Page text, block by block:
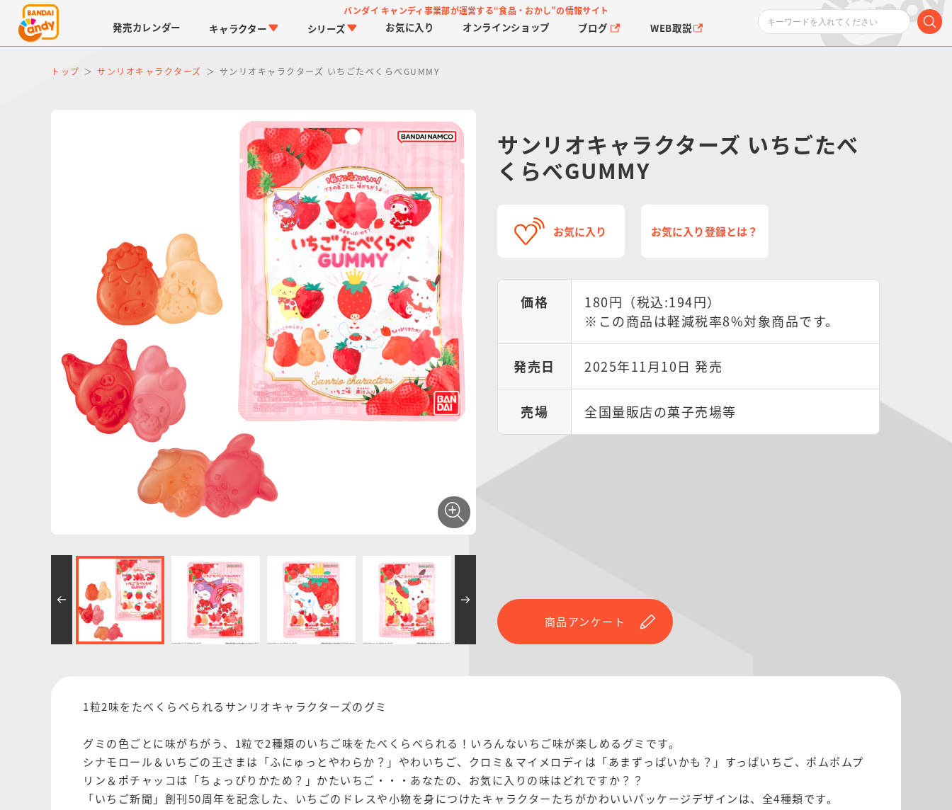
バンダイ キャンディ事業部が運営する“食品・おかし”の情報サイト
発売カレンダー キャラクター
仮面ライダーシリーズ
PROJECT R.E.D.・ス
ーパー戦隊シリーズ
シリーズ
つりグミ
お気に入り オンラインショップ ブログ WEB取説
トップ サンリオキャラクターズ サンリオキャラクターズ いちごたべくらべGUMMY
サンリオキャラクターズ いちごたべ
くらべGUMMY
お気に入り お気に入り登録とは？
価格
180円（税込:194円）
※この商品は軽減税率8%対象商品です。
発売日 2025年11月10日 発売
売場 全国量販店の菓子売場等
商品アンケート
1粒2味をたべくらべられるサンリオキャラクターズのグミ
グミの色ごとに味がちがう、1粒で2種類のいちご味をたべくらべられる！いろんないちご味が楽しめるグミです。
シナモロール＆いちごの王さまは「ふにゅっとやわらか？」やわいちご、クロミ＆マイメロディは「あまずっぱいかも？」すっぱいちご、ポムポムプ
リン＆ポチャッコは「ちょっぴりかため？」かたいちご・・・あなたの、お気に入りの味はどれですか？？
「いちご新聞」創刊50周年を記念した、いちごのドレスや小物を身につけたキャラクターたちがかわいいパッケージデザインは、全4種類です。